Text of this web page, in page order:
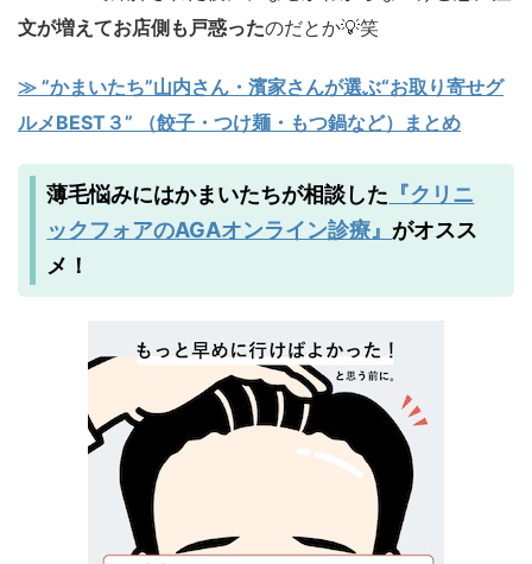
文が増えてお店側も戸惑ったのだとか💡笑
≫ ”かまいたち”山内さん・濱家さんが選ぶ“お取り寄せグ
ルメBEST３” （餃子・つけ麺・もつ鍋など）まとめ
薄毛悩みにはかまいたちが相談した 『クリニ
ックフォアのAGAオンライン診療』 がオスス
メ！